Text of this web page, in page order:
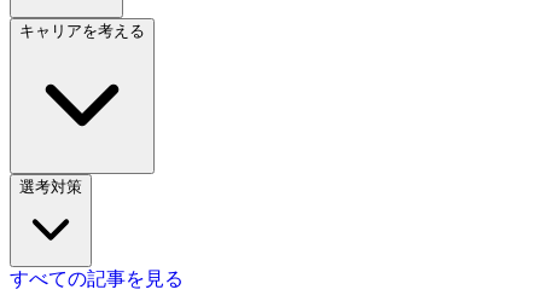
キャリアを考える
選考対策
すべての記事を見る